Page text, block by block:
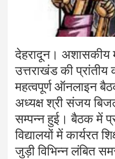
देहरादून। अशासकीय
उत्तराखंड की प्रांतीय
महत्वपूर्ण ऑनलाइन
अध्यक्ष श्री संजय
सम्पन्न हुई। बैठक में
विद्यालयों में कार्यरत
जुड़ी विभिन्न लंबित